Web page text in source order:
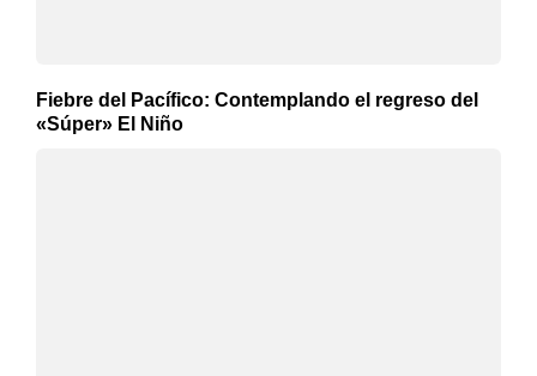
Fiebre del Pacífico: Contemplando el regreso del
«Súper» El Niño